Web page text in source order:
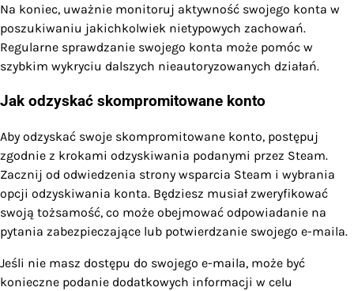
Na koniec, uważnie monitoruj aktywność swojego konta w
poszukiwaniu jakichkolwiek nietypowych zachowań.
Regularne sprawdzanie swojego konta może pomóc w
szybkim wykryciu dalszych nieautoryzowanych działań.
Jak odzyskać skompromitowane konto
Aby odzyskać swoje skompromitowane konto, postępuj
zgodnie z krokami odzyskiwania podanymi przez Steam.
Zacznij od odwiedzenia strony wsparcia Steam i wybrania
opcji odzyskiwania konta. Będziesz musiał zweryfikować
swoją tożsamość, co może obejmować odpowiadanie na
pytania zabezpieczające lub potwierdzanie swojego e-maila.
Jeśli nie masz dostępu do swojego e-maila, może być
konieczne podanie dodatkowych informacji w celu